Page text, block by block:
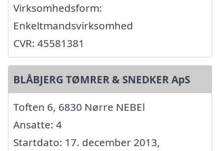
Virksomhedsform:
Enkeltmandsvirksomhed
CVR: 45581381
BLÅBJERG TØMRER & SNEDKER ApS
Toften 6, 6830 Nørre NEBEl
Ansatte: 4
Startdato: 17. december 2013,